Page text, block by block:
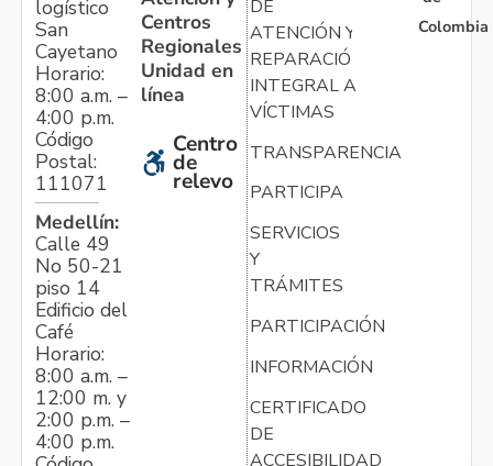
logístico
San
Cayetano
Horario:
8:00 a.m. –
4:00 p.m.
Código
Postal:
111071
Medellín:
Calle 49
No 50-21
piso 14
Edificio del
Café
Horario:
8:00 a.m. –
12:00 m. y
2:00 p.m. –
4:00 p.m.
Centros
Regionales
Unidad en
línea
Centro
de
relevo
DE
ATENCIÓN Y
REPARACIÓN
INTEGRAL A
VÍCTIMAS
TRANSPARENCIA
PARTICIPA
SERVICIOS
Y
TRÁMITES
PARTICIPACIÓN
INFORMACIÓN
CERTIFICADO
DE
ACCESIBILIDAD
Colombia